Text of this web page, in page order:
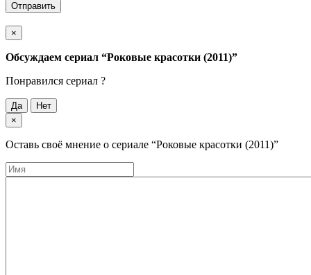
Отправить
×
Обсуждаем cериал “Роковые красотки (2011)”
Понравился cериал ?
Да
Нет
×
Оставь своё мнение о cериале “Роковые красотки (2011)”